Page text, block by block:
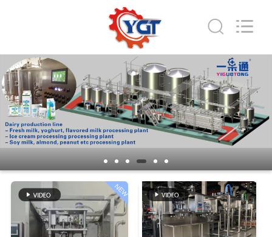
家
プ
ロ
ダ
ク
Reserved.
Developed
ECER
NEW